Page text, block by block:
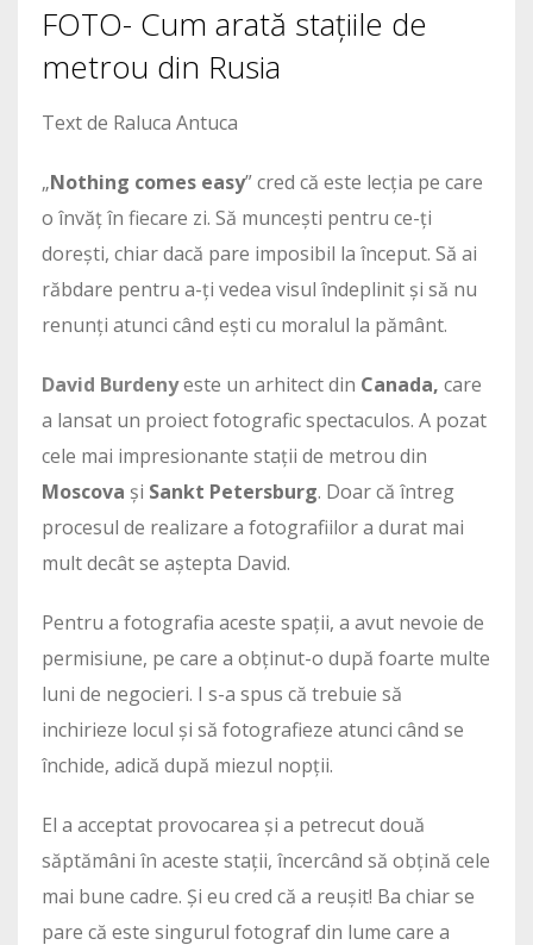
FOTO- Cum arată stațiile de
metrou din Rusia
Text de Raluca Antuca
„Nothing comes easy” cred că este lecția pe care
o învăț în fiecare zi. Să muncești pentru ce-ți
dorești, chiar dacă pare imposibil la început. Să ai
răbdare pentru a-ți vedea visul îndeplinit și să nu
renunți atunci când ești cu moralul la pământ.
David Burdenyeste un arhitect din Canada, care
a lansat un proiect fotografic spectaculos. A pozat
cele mai impresionante stații de metrou din
Moscova și Sankt Petersburg. Doar că întreg
procesul de realizare a fotografiilor a durat mai
mult decât se aștepta David.
Pentru a fotografia aceste spații, a avut nevoie de
permisiune, pe care a obținut-o după foarte multe
luni de negocieri. I s-a spus că trebuie să
inchirieze locul și să fotografieze atunci când se
închide, adică după miezul nopții.
El a acceptat provocarea și a petrecut două
săptămâni în aceste stații, încercând să obțină cele
mai bune cadre. Și eu cred că a reușit! Ba chiar se
pare că este singurul fotograf din lume care a